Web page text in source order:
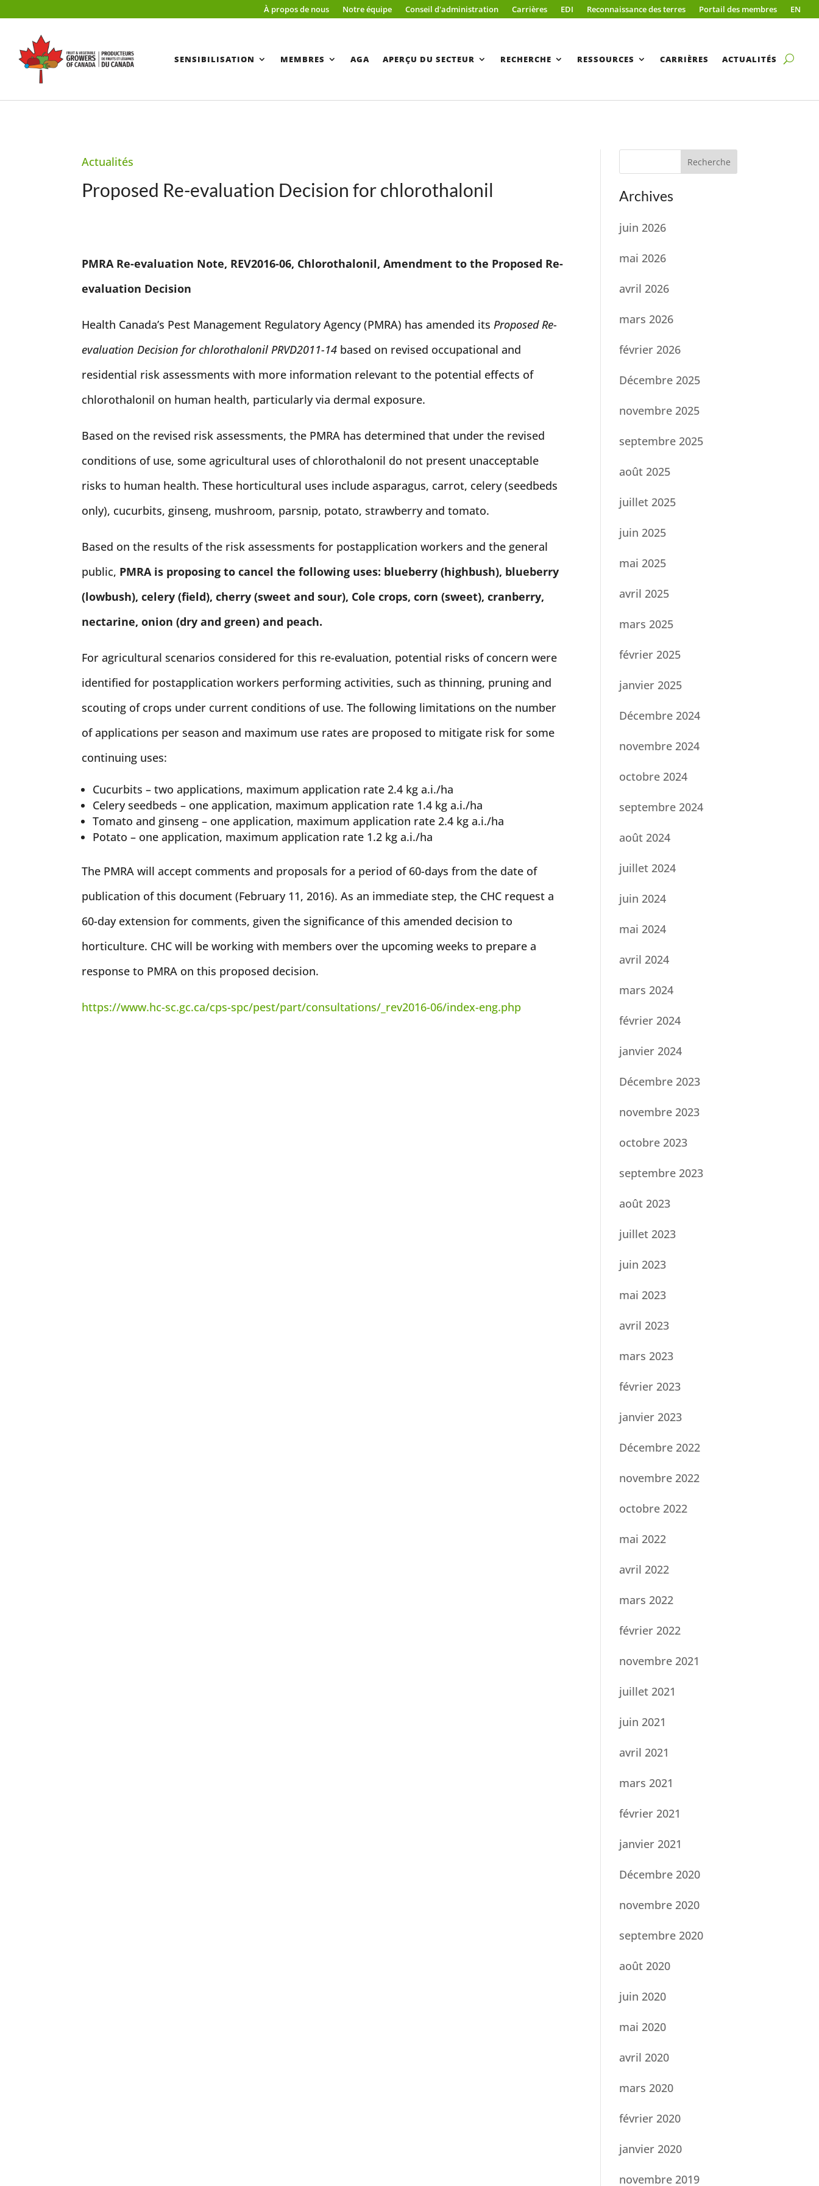
À propos de nous Notre équipe Conseil d'administration Carrières EDI Reconnaissance des terres Portail des membres EN
SENSIBILISATION MEMBRES AGA APERÇU DU SECTEUR RECHERCHE RESSOURCES CARRIÈRES ACTUALITÉS
Actualités
Proposed Re-evaluation Decision for chlorothalonil
PMRA Re-evaluation Note, REV2016-06, Chlorothalonil, Amendment to the Proposed Re-
evaluation Decision
Health Canada’s Pest Management Regulatory Agency (PMRA) has amended itsProposed Re-
evaluation Decision for chlorothalonil PRVD2011-14 based on revised occupational and
residential risk assessments with more information relevant to the potential effects of
chlorothalonil on human health, particularly via dermal exposure.
Based on the revised risk assessments, the PMRA has determined that under the revised
conditions of use, some agricultural uses of chlorothalonil do not present unacceptable
risks to human health. These horticultural uses include asparagus, carrot, celery (seedbeds
only), cucurbits, ginseng, mushroom, parsnip, potato, strawberry and tomato.
Based on the results of the risk assessments for postapplication workers and the general
public, PMRA is proposing to cancel the following uses: blueberry (highbush), blueberry
(lowbush), celery (field), cherry (sweet and sour), Cole crops, corn (sweet), cranberry,
nectarine, onion (dry and green) and peach.
For agricultural scenarios considered for this re-evaluation, potential risks of concern were
identified for postapplication workers performing activities, such as thinning, pruning and
scouting of crops under current conditions of use. The following limitations on the number
of applications per season and maximum use rates are proposed to mitigate risk for some
continuing uses:
Cucurbits – two applications, maximum application rate 2.4 kg a.i./ha
Celery seedbeds – one application, maximum application rate 1.4 kg a.i./ha
Tomato and ginseng – one application, maximum application rate 2.4 kg a.i./ha
Potato – one application, maximum application rate 1.2 kg a.i./ha
The PMRA will accept comments and proposals for a period of 60-days from the date of
publication of this document (February 11, 2016). As an immediate step, the CHC request a
60-day extension for comments, given the significance of this amended decision to
horticulture. CHC will be working with members over the upcoming weeks to prepare a
response to PMRA on this proposed decision.
https://www.hc-sc.gc.ca/cps-spc/pest/part/consultations/_rev2016-06/index-eng.php
Recherche
Archives
juin 2026
mai 2026
avril 2026
mars 2026
février 2026
Décembre 2025
novembre 2025
septembre 2025
août 2025
juillet 2025
juin 2025
mai 2025
avril 2025
mars 2025
février 2025
janvier 2025
Décembre 2024
novembre 2024
octobre 2024
septembre 2024
août 2024
juillet 2024
juin 2024
mai 2024
avril 2024
mars 2024
février 2024
janvier 2024
Décembre 2023
novembre 2023
octobre 2023
septembre 2023
août 2023
juillet 2023
juin 2023
mai 2023
avril 2023
mars 2023
février 2023
janvier 2023
Décembre 2022
novembre 2022
octobre 2022
mai 2022
avril 2022
mars 2022
février 2022
novembre 2021
juillet 2021
juin 2021
avril 2021
mars 2021
février 2021
janvier 2021
Décembre 2020
novembre 2020
septembre 2020
août 2020
juin 2020
mai 2020
avril 2020
mars 2020
février 2020
janvier 2020
novembre 2019